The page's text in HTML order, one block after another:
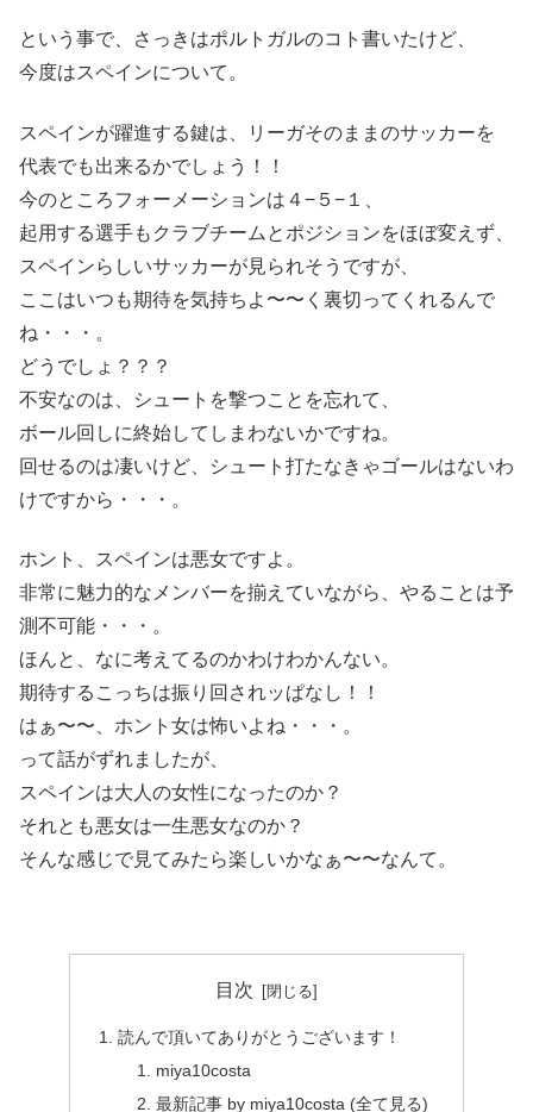
という事で、さっきはポルトガルのコト書いたけど、
今度はスペインについて。
スペインが躍進する鍵は、リーガそのままのサッカーを
代表でも出来るかでしょう！！
今のところフォーメーションは４−５−１、
起用する選手もクラブチームとポジションをほぼ変えず、
スペインらしいサッカーが見られそうですが、
ここはいつも期待を気持ちよ〜〜く裏切ってくれるんで
ね・・・。
どうでしょ？？？
不安なのは、シュートを撃つことを忘れて、
ボール回しに終始してしまわないかですね。
回せるのは凄いけど、シュート打たなきゃゴールはないわ
けですから・・・。
ホント、スペインは悪女ですよ。
非常に魅力的なメンバーを揃えていながら、やることは予
測不可能・・・。
ほんと、なに考えてるのかわけわかんない。
期待するこっちは振り回されッぱなし！！
はぁ〜〜、ホント女は怖いよね・・・。
って話がずれましたが、
スペインは大人の女性になったのか？
それとも悪女は一生悪女なのか？
そんな感じで見てみたら楽しいかなぁ〜〜なんて。
目次
読んで頂いてありがとうございます！
miya10costa
最新記事 by miya10costa (全て見る)